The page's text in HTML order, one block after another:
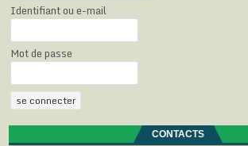
Identifiant ou e-mail
Mot de passe
CONTACTS